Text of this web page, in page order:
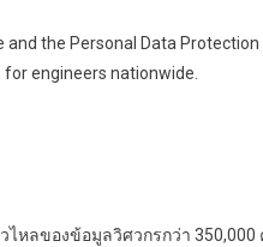
the Personal Data
engineers nationwide.
หลของข้อมูลวิศวกรกว่า 350,000